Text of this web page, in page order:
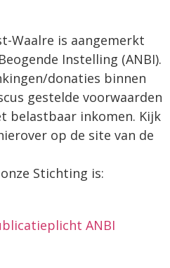
Waalre is aangemerkt
Instelling (ANBI).
donaties binnen
gestelde voorwaarden
belastbaar inkomen. Kijk
op de site van de
Stichting is:
ANBI